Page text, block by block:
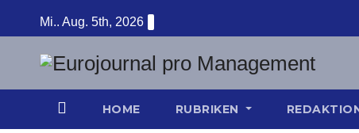
Inhalt
springen
Mi.. Aug. 5th, 2026
HOME RUBRIKEN